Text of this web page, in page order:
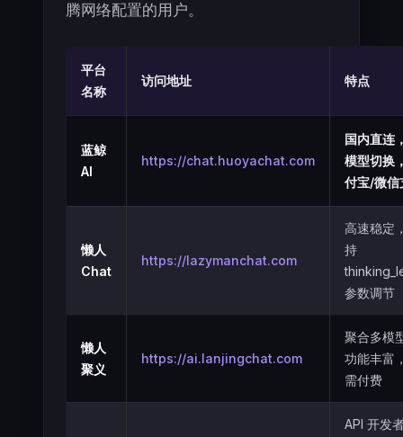
腾网络配置的用户。
平台
名称
访问地址 特点
蓝鲸
AI
https://chat.huoyachat.com
国内直连
模型切换
付宝/微信
懒人
Chat
https://lazymanchat.com
高速稳定
持
参数调节
懒人
聚义
https://ai.lanjingchat.com
聚合多模
功能丰富
需付费
API 开发